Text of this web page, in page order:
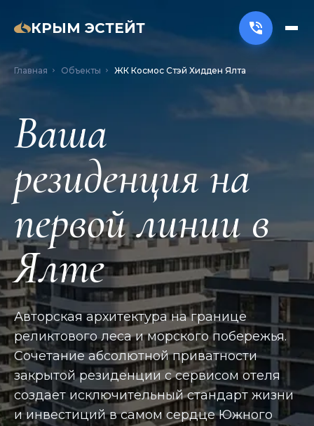
КРЫМ ЭСТЕЙТ
Главная Объекты ЖК Космос Стэй Хидден Ялта
Ваша
резиденция на
первой линии в
Ялте
Авторская архитектура на границе
реликтового леса и морского побережья.
Сочетание абсолютной приватности
закрытой резиденции с сервисом отеля
создает исключительный стандарт жизни
и инвестиций в самом сердце Южного